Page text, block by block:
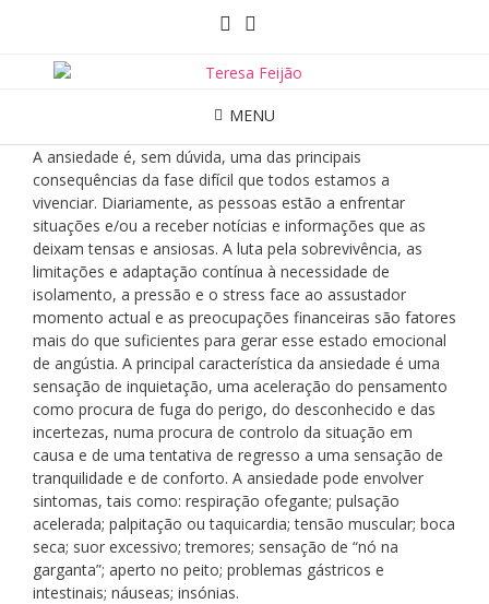
MENU
A ansiedade é, sem dúvida, uma das principais
consequências da fase difícil que todos estamos a
vivenciar. Diariamente, as pessoas estão a enfrentar
situações e/ou a receber notícias e informações que as
deixam tensas e ansiosas. A luta pela sobrevivência, as
limitações e adaptação contínua à necessidade de
isolamento, a pressão e o stress face ao assustador
momento actual e as preocupações financeiras são fatores
mais do que suficientes para gerar esse estado emocional
de angústia. A principal característica da ansiedade é uma
sensação de inquietação, uma aceleração do pensamento
como procura de fuga do perigo, do desconhecido e das
incertezas, numa procura de controlo da situação em
causa e de uma tentativa de regresso a uma sensação de
tranquilidade e de conforto. A ansiedade pode envolver
sintomas, tais como: respiração ofegante; pulsação
acelerada; palpitação ou taquicardia; tensão muscular; boca
seca; suor excessivo; tremores; sensação de “nó na
garganta”; aperto no peito; problemas gástricos e
intestinais; náuseas; insónias.